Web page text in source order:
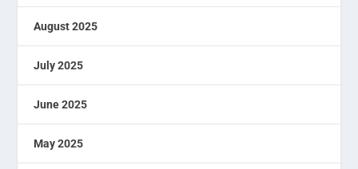
August 2025
July 2025
June 2025
May 2025